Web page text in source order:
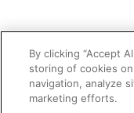
By clicking “Accept
storing of cookies
navigation, analyze
marketing efforts.